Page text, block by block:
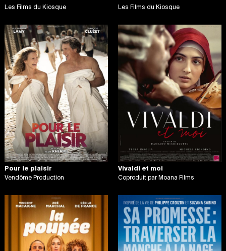
Les Films du Kiosque
Les Films du Kiosque
Pour le plaisir
Vendôme Production
Vivaldi et moi
Coproduit par Moana Films